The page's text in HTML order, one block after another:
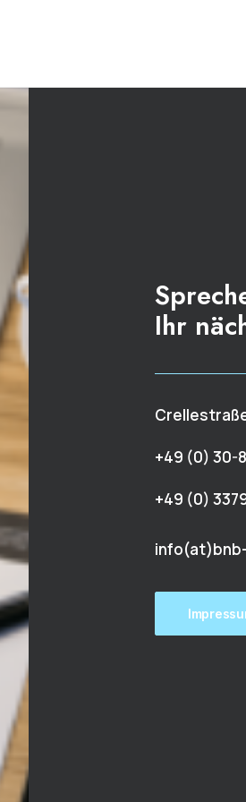
Ihr
+49 (0) 30-
+49 (0)